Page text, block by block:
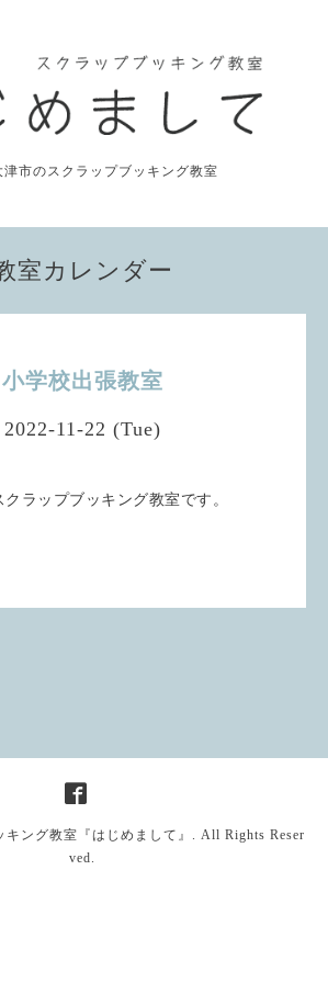
津市のスクラップブッキング教室
室カレンダー
小学校出張教室
2022-11-22 (Tue)
ラップブッキング教室です。
キング教室『はじめまして』
. All Rights Reser
ved.